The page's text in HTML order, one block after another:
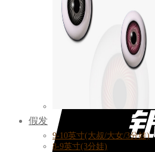
假发
9-10英寸(大叔/大女/3分娃)
8-9英寸(3分娃)